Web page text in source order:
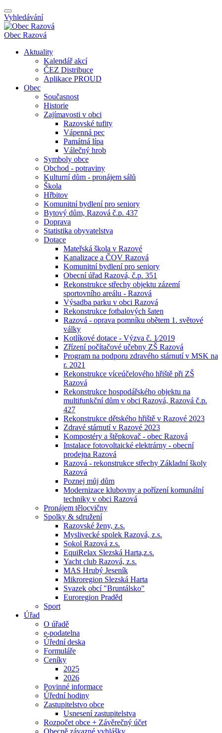
Vyhledávání
Obec Razová
Aktuality
Kalendář akcí
ČEZ Distribuce
Aplikace PROUD
Obec
Současnost
Historie
Zajímavosti v obci
Razovské tufity
Vápenná pec
Památná lípa
Válečný hrob
Symboly obce
Obchod - potraviny
Kulturní dům - pronájem sálů
Škola
Hřbitov
Komunitní bydlení pro seniory
Bytový dům, Razová č.p. 437
Doprava
Statistika obyvatelstva
Dotace
Mateřská škola v Razové
Kanalizace a ČOV Razová
Komunitní bydlení pro seniory
Obecní úřad Razová, č.p. 351
Rekonstrukce střechy objektu zázemí
sportovního areálu - Razová
Výsadba parku v obci Razová
Rekonstrukce fotbalových šaten
Razová - oprava pomníku obětem 1. světové
války
Kotlíkové dotace - Výzva č. 1⁄2019
Zřízení počítačové učebny ZŠ Razová
Program na podporu zdravého stárnutí v MSK na
r. 2021
Rekonstrukce víceúčelového hřiště při ZŠ
Razová
Rekonstrukce hospodářského objektu na
multifunkční dům v obci Razová, Razová č.p.
427
Rekonstrukce dětského hřiště v Razové 2023
Zdravé stárnutí v Razové 2023
Kompostéry a štěpkovač - obec Razová
Instalace fotovoltaické elektrárny - obecní
prodejna Razová
Razová - rekonstrukce střechy Základní školy
Razová
Poznej můj dům
Modernizace klubovny a pořízení komunální
techniky v obci Razová
Pronájem tělocvičny
Spolky & sdružení
Razovské ženy, z.s.
Myslivecké spolek Razová, z.s.
Sokol Razová z.s.
EquiRelax Slezská Harta,z.s.
Yacht club Razová, z.s.
MAS Hrubý Jeseník
Mikroregion Slezská Harta
Svazek obcí "Bruntálsko"
Euroregion Praděd
Sport
Úřad
O úřadě
e-podatelna
Úřední deska
Formuláře
Ceníky
2025
2026
Povinné informace
Úřední hodiny
Zastupitelstvo obce
Usnesení zastupitelstva
Rozpočet obce + Závěrečný účet
Obecně závazné vyhlášky